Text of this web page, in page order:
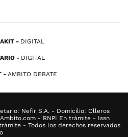
DIGITAL
DIGITAL
AMBITO DEBATE
Nefir S.A. - Domicilio: Olleros
- RNPI En trámite - Issn
- Todos los derechos reservados